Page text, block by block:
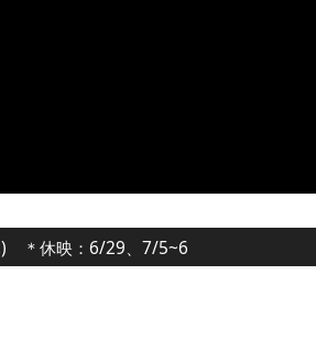
) ＊休映：6/29、7/5~6